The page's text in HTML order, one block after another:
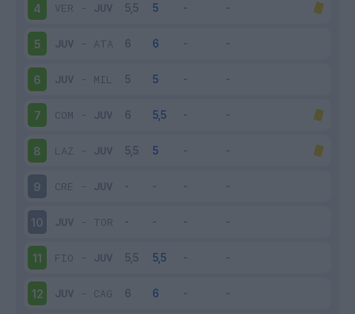
4 VER - JUV
5 JUV - ATA
6 JUV - MIL
7 COM - JUV
8 LAZ - JUV
9 CRE - JUV
10 JUV - TOR
11 FIO - JUV
12 JUV - CAG